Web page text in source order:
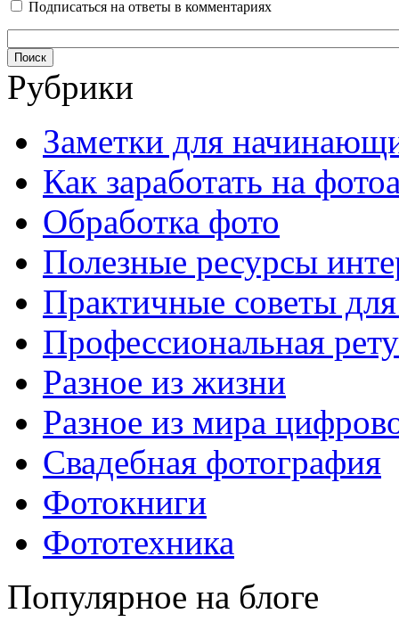
Подписаться на ответы в комментариях
Рубрики
Заметки для
Как заработать на
Обработка фото
Полезные ресурсы
Практичные советы
Профессиональная
Разное из жизни
Разное из мира
Свадебная фотография
Фотокниги
Фототехника
Популярное на блоге